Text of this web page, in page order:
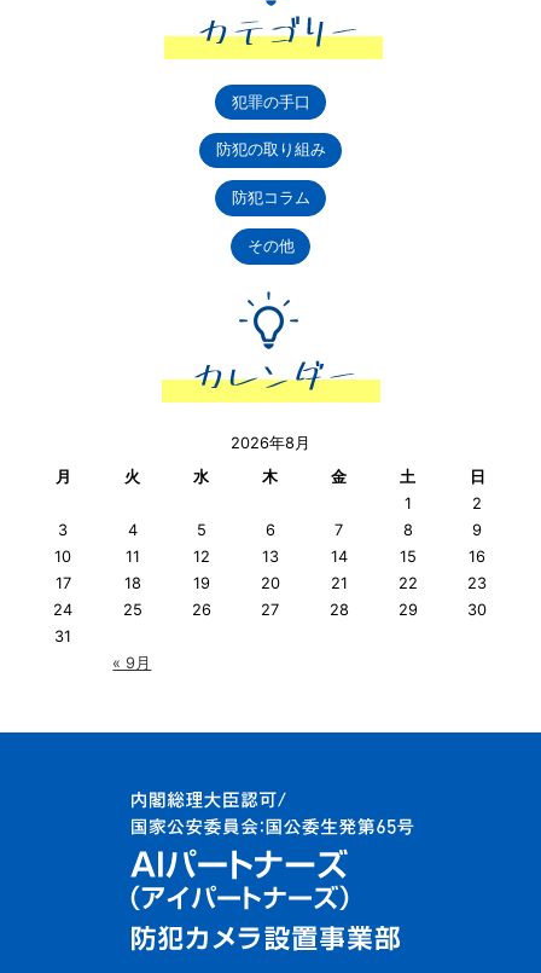
犯罪の手口
防犯の取り組み
防犯コラム
その他
2026年8月
月
火 水 木 金 土 日
« 9月
1
2
3
4 5 6 7 8
9
10
11 12 13 14 15
16
17
18 19 20 21 22
23
24
25 26 27 28 29
30
31